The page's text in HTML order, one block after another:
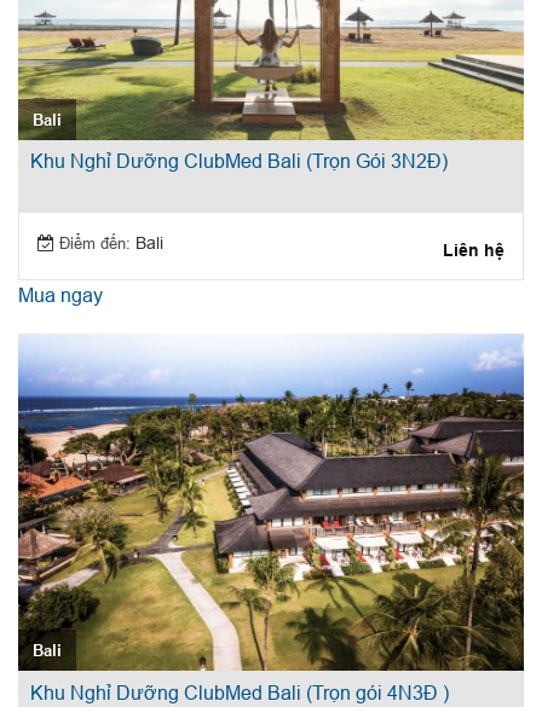
Bali
Khu Nghỉ Dưỡng ClubMed Bali (Trọn Gói 3N2Đ)
Điểm đến: Bali Liên hệ
Mua ngay
Bali
Khu Nghỉ Dưỡng ClubMed Bali (Trọn gói 4N3Đ )